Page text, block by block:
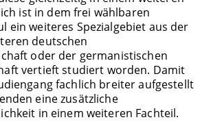
ist in dem frei wählbaren
ein weiteres Spezialgebiet aus der
deutschen
oder der germanistischen
vertieft studiert worden. Damit
fachlich breiter aufgestellt
eine zusätzliche
in einem weiteren Fachteil.